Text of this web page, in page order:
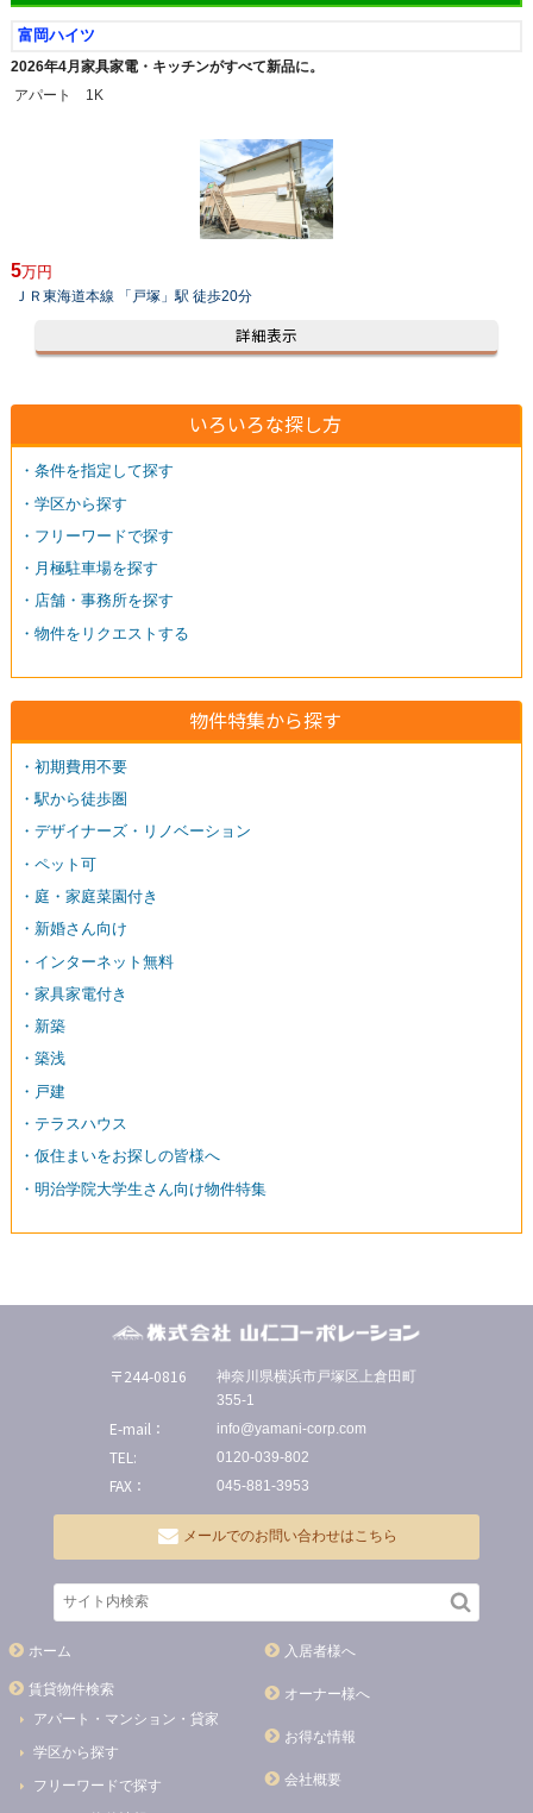
富岡ハイツ
2026年4月家具家電・キッチンがすべて新品に。
アパート 1K
5万円
ＪＲ東海道本線 「戸塚」駅 徒歩20分
詳細表示
いろいろな探し方
・条件を指定して探す
・学区から探す
・フリーワードで探す
・月極駐車場を探す
・店舗・事務所を探す
・物件をリクエストする
物件特集から探す
・初期費用不要
・駅から徒歩圏
・デザイナーズ・リノベーション
・ペット可
・庭・家庭菜園付き
・新婚さん向け
・インターネット無料
・家具家電付き
・新築
・築浅
・戸建
・テラスハウス
・仮住まいをお探しの皆様へ
・明治学院大学生さん向け物件特集
〒244-0816
神奈川県横浜市戸塚区上倉田町
355-1
E-mail： info@yamani-corp.com
TEL: 0120-039-802
FAX： 045-881-3953
メールでのお問い合わせはこちら
ホーム
賃貸物件検索
アパート・マンション・貸家
学区から探す
フリーワードで探す
入居者様へ
オーナー様へ
お得な情報
会社概要